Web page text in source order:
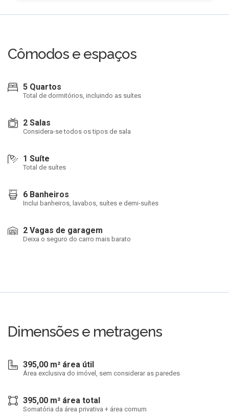
Cômodos e espaços
5 Quartos
Total de dormitórios, incluindo as suítes
2 Salas
Considera-se todos os tipos de sala
1 Suíte
Total de suítes
6 Banheiros
Inclui banheiros, lavabos, suítes e demi-suítes
2 Vagas de garagem
Deixa o seguro do carro mais barato
Dimensões e metragens
395,00 m² área útil
Área exclusiva do imóvel, sem considerar as paredes
395,00 m² área total
Somatória da área privativa + área comum